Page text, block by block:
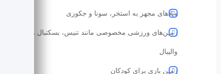
ویلاهای مجهز به استخر، سونا و جکوزی
زمین‌های ورزشی مخصوصی مانند تنیس، بسکتبال و
والیبال
زمین بازی برای کودکان